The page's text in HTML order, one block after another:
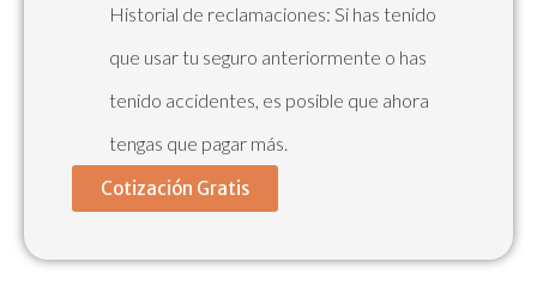
Historial de reclamaciones: Si has tenido
que usar tu seguro anteriormente o has
tenido accidentes, es posible que ahora
tengas que pagar más.
Cotización Gratis